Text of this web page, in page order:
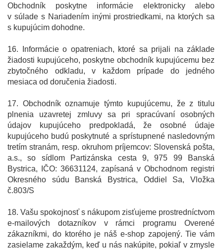
Obchodník poskytne informácie elektronicky alebo
v súlade s Nariadením inými prostriedkami, na ktorých sa
s kupujúcim dohodne.
16. Informácie o opatreniach, ktoré sa prijali na základe
žiadosti kupujúceho, poskytne obchodník kupujúcemu bez
zbytočného odkladu, v každom prípade do jedného
mesiaca od doručenia žiadosti.
17. Obchodník oznamuje týmto kupujúcemu, že z titulu
plnenia uzavretej zmluvy sa pri spracúvaní osobných
údajov kupujúceho predpokladá, že osobné údaje
kupujúceho budú poskytnuté a sprístupnené nasledovným
tretím stranám, resp. okruhom príjemcov: Slovenská pošta,
a.s., so sídlom Partizánska cesta 9, 975 99 Banská
Bystrica, IČO: 36631124, zapísaná v Obchodnom registri
Okresného súdu Banská Bystrica, Oddiel Sa, Vložka
č.803/S
18. Vašu spokojnosť s nákupom zisťujeme prostredníctvom
e-mailových dotazníkov v rámci programu Overené
zákazníkmi, do ktorého je náš e-shop zapojený. Tie vám
zasielame zakaždým, keď u nás nakúpite, pokiaľ v zmysle